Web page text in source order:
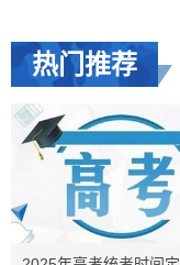
热门推荐